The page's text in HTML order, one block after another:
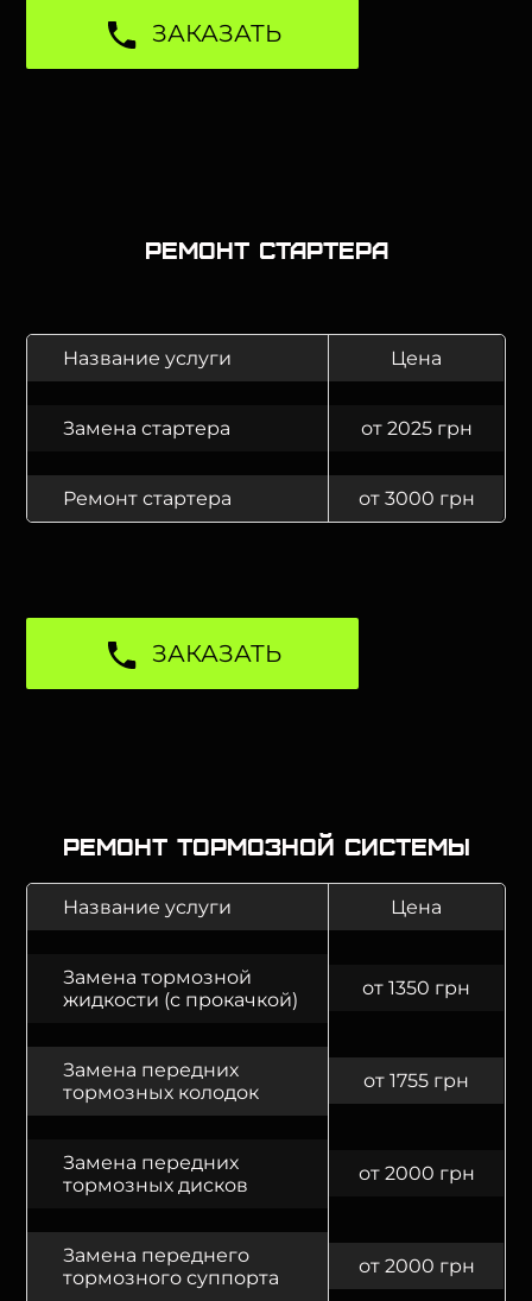
ЗАКАЗАТЬ
Ремонт стартера
Название услуги Цена
Замена стартера от 2025 грн
Ремонт стартера от 3000 грн
ЗАКАЗАТЬ
Ремонт тормозной системы
Название услуги Цена
Замена тормозной
жидкости (с прокачкой)
от 1350 грн
Замена передних
тормозных колодок
от 1755 грн
Замена передних
тормозных дисков
от 2000 грн
Замена переднего
тормозного суппорта
от 2000 грн